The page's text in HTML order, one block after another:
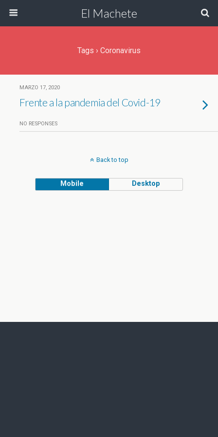
El Machete
Tags › Coronavirus
MARZO 17, 2020
Frente a la pandemia del Covid-19
NO RESPONSES
Back to top
Mobile Desktop